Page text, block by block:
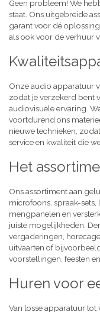
Geen probleem! We
staat. Ons uitgebreide
garant voor dé
als ook voor de verhuur
Onze audio apparatuur
zodat je verzekerd bent
audiovisuele ervaring.
voortdurend ons
nieuwe technieken,
service en kwaliteit die
Het
Ons assortiment aan
microfoons, spraak-
mengpanelen en
juiste mogelijkheden.
vergaderingen,
uitvaarten of
voorstellingen, feesten
Huren voor
Van losse apparatuur